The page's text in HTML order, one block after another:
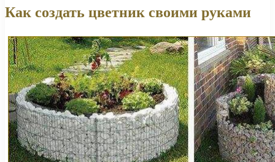
Как создать цветник своими руками